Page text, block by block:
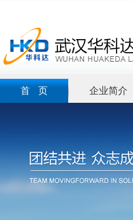
首 页 企业简介